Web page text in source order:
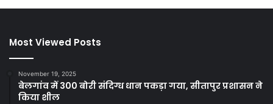
Most Viewed Posts
November 19, 2025
बेलगांव में 300 बोरी संदिग्ध धान पकड़ा गया, सीतापुर प्रशासन ने
किया शील